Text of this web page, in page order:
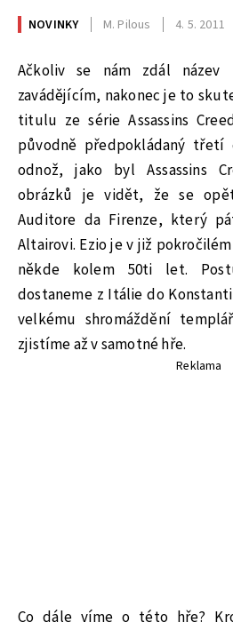
NOVINKY M. Pilous 4. 5. 2011
Ačkoliv se nám zdál název
zavádějícím, nakonec je to
titulu ze série Assassins
původně předpokládaný
odnož, jako byl Assassins
obrázků je vidět, že se
Auditore da Firenze, který
Altairovi. Ezio je v již
někde kolem 50ti let.
dostaneme z Itálie do
velkému shromáždění
zjistíme až v samotné hře.
Reklama
Co dále víme o této hře?